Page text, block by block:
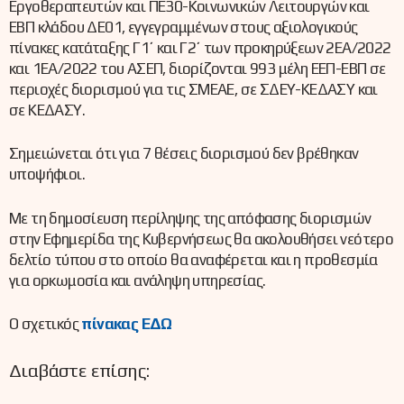
Εργοθεραπευτών και ΠΕ30-Κοινωνικών Λειτουργών και
ΕΒΠ κλάδου ΔΕ01, εγγεγραμμένων στους αξιολογικούς
πίνακες κατάταξης Γ1΄ και Γ2΄ των προκηρύξεων 2ΕΑ/2022
και 1ΕΑ/2022 του ΑΣΕΠ, διορίζονται 993 μέλη ΕΕΠ-ΕΒΠ σε
περιοχές διορισμού για τις ΣΜΕΑΕ, σε ΣΔΕΥ-ΚΕΔΑΣΥ και
σε ΚΕΔΑΣΥ.
Σημειώνεται ότι για 7 θέσεις διορισμού δεν βρέθηκαν
υποψήφιοι.
Με τη δημοσίευση περίληψης της απόφασης διορισμών
στην Εφημερίδα της Κυβερνήσεως θα ακολουθήσει νεότερο
δελτίο τύπου στο οποίο θα αναφέρεται και η προθεσμία
για ορκωμοσία και ανάληψη υπηρεσίας.
Ο σχετικόςπίνακας ΕΔΩ
Διαβάστε επίσης: